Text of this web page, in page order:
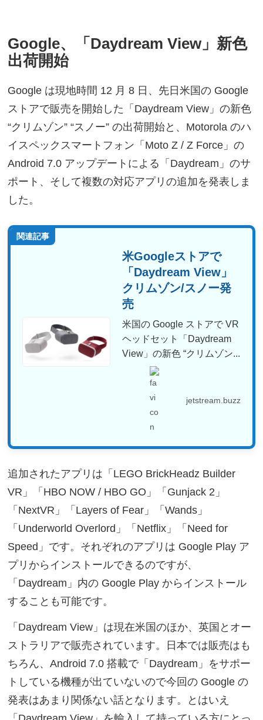
Google、「Daydream View」新色
出荷開始
Google は現地時間 12 月 8 日、先日米国の Google
ストアで販売を開始した「Daydream View」の新色
“クリムゾン” “スノー” の出荷開始と、Motorola のハ
イスペックスマートフォン「Moto Z / Z Force」の
Android 7.0 アップデートによる「Daydream」のサ
ポート、そして複数の対応アプリの追加を発表しま
した。
関連記事
米Googleストアで
「Daydream View」
クリムゾン/スノー発
売
米国の Google ストアで VR
ヘッドセット「Daydream
View」の新色 “クリムゾン...
jetstream.buzz
追加されたアプリは「LEGO BrickHeadz Builder
VR」「HBO NOW / HBO GO」「Gunjack 2」
「NextVR」「Layers of Fear」「Wands」
「Underworld Overlord」「Netflix」「Need for
Speed」です。それぞれのアプリは Google Play ア
プリからインストールできるのですが、
「Daydream」内の Google Play からインストール
することも可能です。
「Daydream View」は現在米国のほか、英国とオー
ストラリアで販売されています。日本では販売はも
ちろん、Android 7.0 搭載で「Daydream」をサポー
トしている機種が出ていないので今回の Google の
発表はあまり関係ない話となります。とはいえ